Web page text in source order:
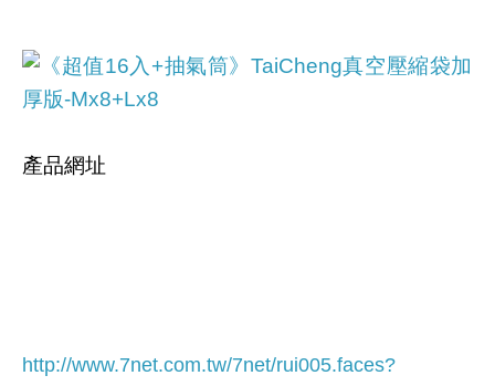
產品網址
http://www.7net.com.tw/7net/rui005.faces?